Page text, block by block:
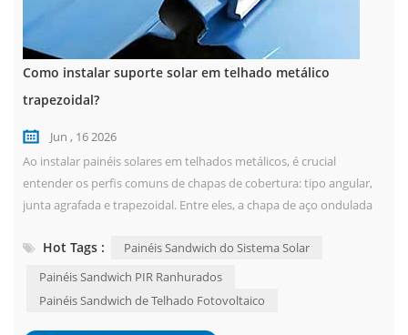
Como instalar suporte solar em telhado metálico
trapezoidal?
Jun , 16 2026
Ao instalar painéis solares em telhados metálicos, é crucial
entender os perfis comuns de chapas de cobertura: tipo angular,
junta agrafada e trapezoidal. Entre eles, a chapa de aço ondulada
comerciais devido à sua alta resistência e baixo custo. No entanto,
ao contrário dos telhados de junta agrafada que permitem fixação
direta por gra...
Hot Tags :
Painéis Sandwich do Sistema Solar
Painéis Sandwich PIR Ranhurados
Painéis Sandwich de Telhado Fotovoltaico